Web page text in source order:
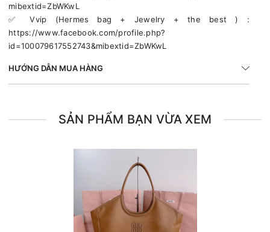
mibextid=ZbWKwL
✅️ Vvip (Hermes bag + Jewelry + the best ) :
https://www.facebook.com/profile.php?
id=100079617552743&mibextid=ZbWKwL
HƯỚNG DẪN MUA HÀNG
SẢN PHẨM BẠN VỪA XEM